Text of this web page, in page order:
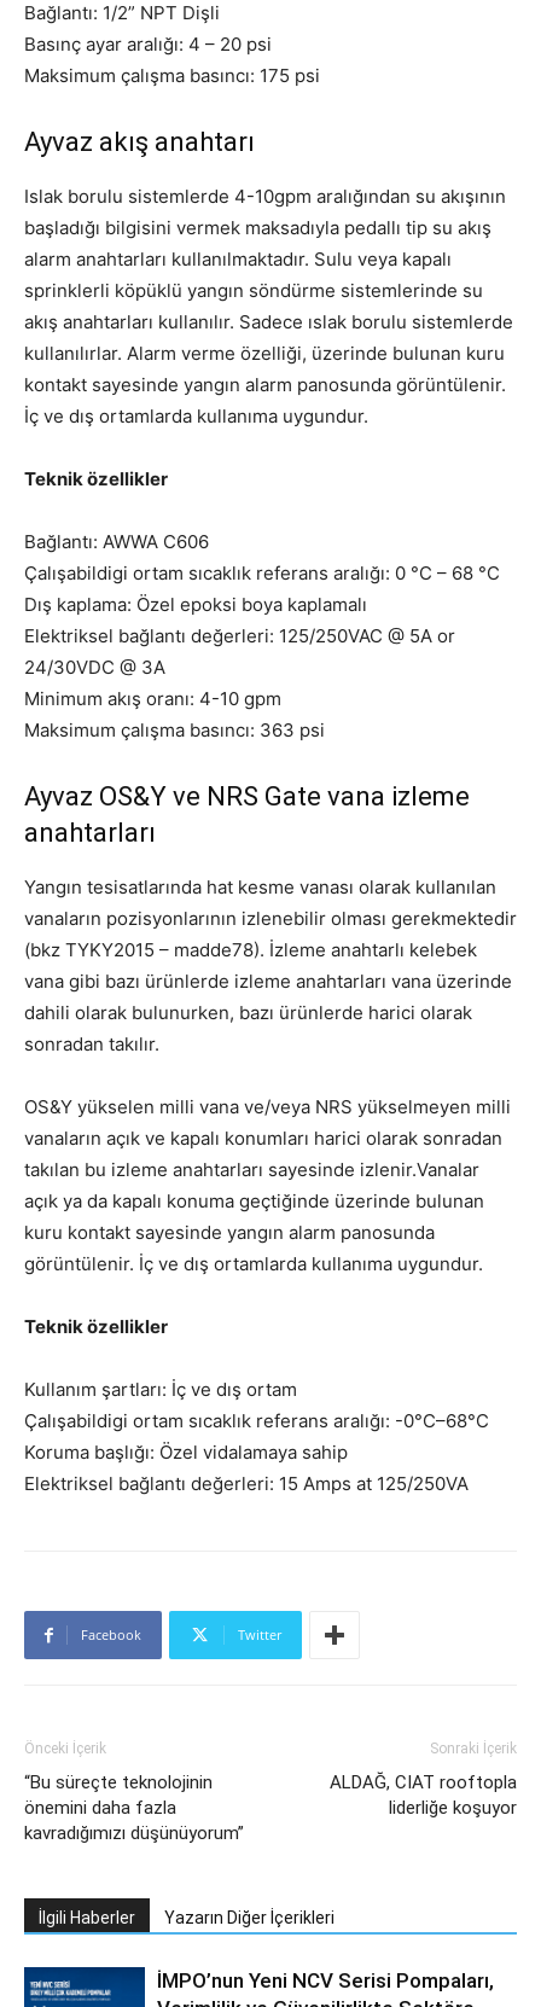
Bağlantı: 1/2” NPT Dişli
Basınç ayar aralığı: 4 – 20 psi
Maksimum çalışma basıncı: 175 psi
Ayvaz akış anahtarı
Islak borulu sistemlerde 4-10gpm aralığından su akışının
başladığı bilgisini vermek maksadıyla pedallı tip su akış
alarm anahtarları kullanılmaktadır. Sulu veya kapalı
sprinklerli köpüklü yangın söndürme sistemlerinde su
akış anahtarları kullanılır. Sadece ıslak borulu sistemlerde
kullanılırlar. Alarm verme özelliği, üzerinde bulunan kuru
kontakt sayesinde yangın alarm panosunda görüntülenir.
İç ve dış ortamlarda kullanıma uygundur.
Teknik özellikler
Bağlantı: AWWA C606
Çalışabildigi ortam sıcaklık referans aralığı: 0 °C – 68 °C
Dış kaplama: Özel epoksi boya kaplamalı
Elektriksel bağlantı değerleri: 125/250VAC @ 5A or
24/30VDC @ 3A
Minimum akış oranı: 4-10 gpm
Maksimum çalışma basıncı: 363 psi
Ayvaz OS&Y ve NRS Gate vana izleme
anahtarları
Yangın tesisatlarında hat kesme vanası olarak kullanılan
vanaların pozisyonlarının izlenebilir olması gerekmektedir
(bkz TYKY2015 – madde78). İzleme anahtarlı kelebek
vana gibi bazı ürünlerde izleme anahtarları vana üzerinde
dahili olarak bulunurken, bazı ürünlerde harici olarak
sonradan takılır.
OS&Y yükselen milli vana ve/veya NRS yükselmeyen milli
vanaların açık ve kapalı konumları harici olarak sonradan
takılan bu izleme anahtarları sayesinde izlenir.Vanalar
açık ya da kapalı konuma geçtiğinde üzerinde bulunan
kuru kontakt sayesinde yangın alarm panosunda
görüntülenir. İç ve dış ortamlarda kullanıma uygundur.
Teknik özellikler
Kullanım şartları: İç ve dış ortam
Çalışabildigi ortam sıcaklık referans aralığı: -0°C–68°C
Koruma başlığı: Özel vidalamaya sahip
Elektriksel bağlantı değerleri: 15 Amps at 125/250VA
Facebook Twitter
Önceki İçerik
“Bu süreçte teknolojinin
önemini daha fazla
kavradığımızı düşünüyorum”
Sonraki İçerik
ALDAĞ, CIAT rooftopla
liderliğe koşuyor
İlgili Haberler Yazarın Diğer İçerikleri
İMPO’nun Yeni NCV Serisi Pompaları,